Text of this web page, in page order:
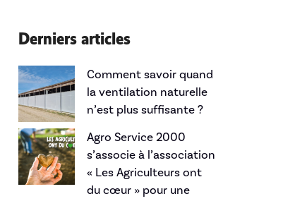
Derniers articles
Comment savoir quand
la ventilation naturelle
n’est plus suffisante ?
Agro Service 2000
s’associe à l’association
« Les Agriculteurs ont
du cœur » pour une